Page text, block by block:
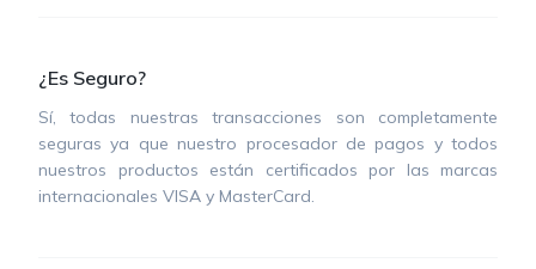
¿Es Seguro?
Sí, todas nuestras transacciones son completamente
seguras ya que nuestro procesador de pagos y todos
nuestros productos están certificados por las marcas
internacionales VISA y MasterCard.